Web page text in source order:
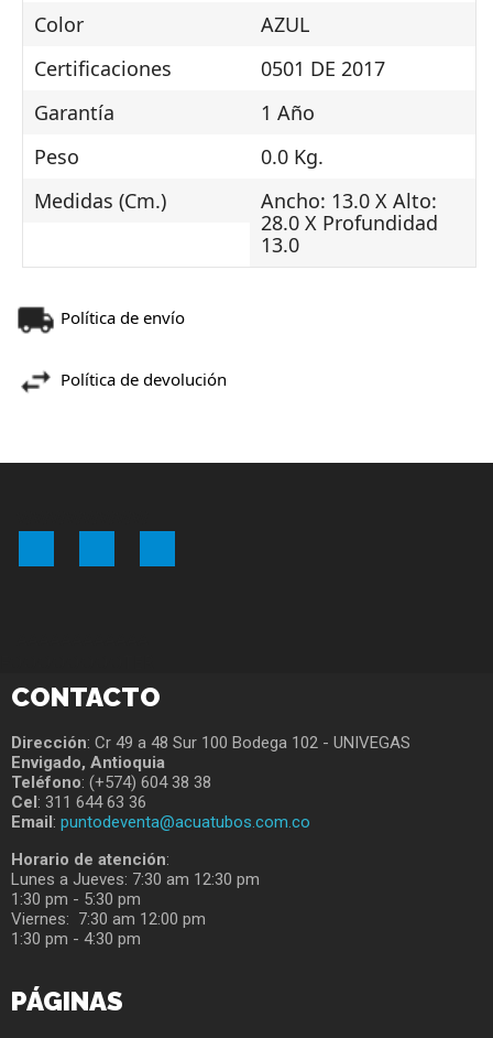
Color
AZUL
Certificaciones
0501 DE 2017
Garantía
1 Año
Peso
0.0 Kg.
Medidas (Cm.)
Ancho: 13.0 X Alto:
28.0 X Profundidad
13.0
Política de envío
Política de devolución
CONTACTO
Dirección: Cr 49 a 48 Sur 100 Bodega 102 - UNIVEGAS
Envigado, Antioquia
Teléfono: (+574) 604 38 38
Cel: 311 644 63 36
Email: puntodeventa@acuatubos.com.co
Horario de atención:
Lunes a Jueves: 7:30 am 12:30 pm
1:30 pm - 5:30 pm
Viernes: 7:30 am 12:00 pm
1:30 pm - 4:30 pm
PÁGINAS